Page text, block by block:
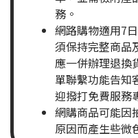
務。
網路購物適用7
須保持完整商品
應一併辦理退換
單聯繫功能告知
迎撥打免費服務
網購商品可能因
原因而產生些微